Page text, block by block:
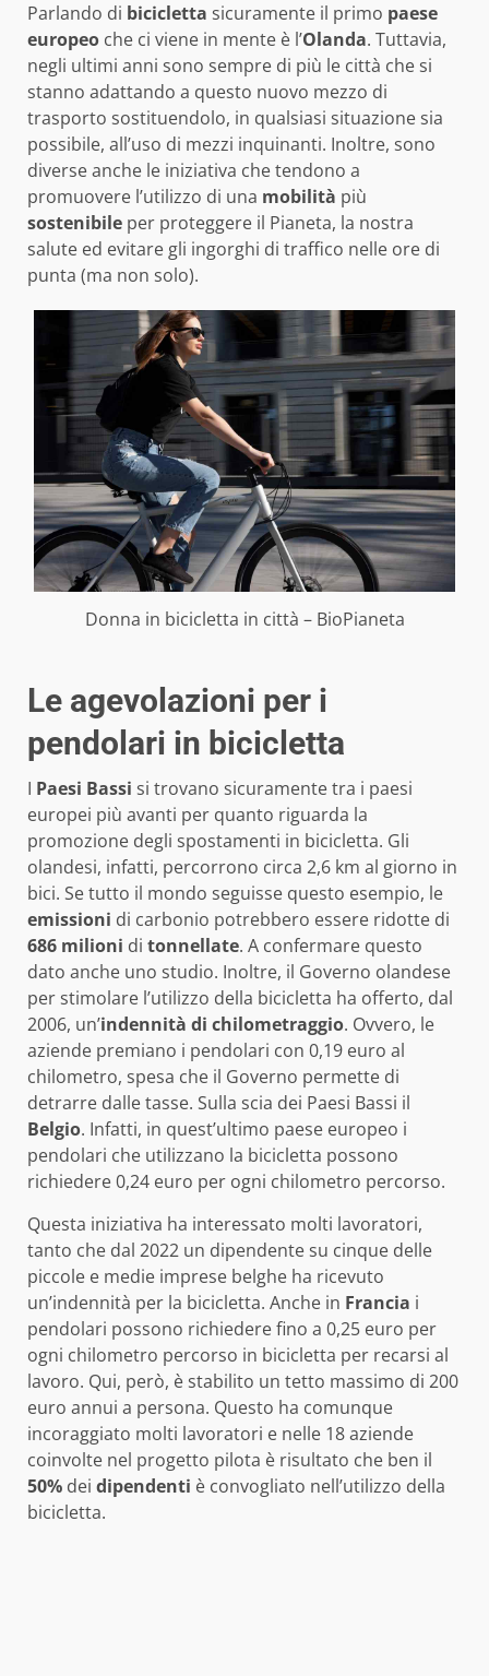
Parlando di bicicletta sicuramente il primo paese
europeo che ci viene in mente è l’Olanda. Tuttavia,
negli ultimi anni sono sempre di più le città che si
stanno adattando a questo nuovo mezzo di
trasporto sostituendolo, in qualsiasi situazione sia
possibile, all’uso di mezzi inquinanti. Inoltre, sono
diverse anche le iniziativa che tendono a
promuovere l’utilizzo di una mobilità più
sostenibile per proteggere il Pianeta, la nostra
salute ed evitare gli ingorghi di traffico nelle ore di
punta (ma non solo).
Donna in bicicletta in città – BioPianeta
Le agevolazioni per i
pendolari in bicicletta
I Paesi Bassi si trovano sicuramente tra i paesi
europei più avanti per quanto riguarda la
promozione degli spostamenti in bicicletta. Gli
olandesi, infatti, percorrono circa 2,6 km al giorno in
bici. Se tutto il mondo seguisse questo esempio, le
emissioni di carbonio potrebbero essere ridotte di
686 milioni di tonnellate. A confermare questo
dato anche uno studio. Inoltre, il Governo olandese
per stimolare l’utilizzo della bicicletta ha offerto, dal
2006, un’indennità di chilometraggio. Ovvero, le
aziende premiano i pendolari con 0,19 euro al
chilometro, spesa che il Governo permette di
detrarre dalle tasse. Sulla scia dei Paesi Bassi il
Belgio. Infatti, in quest’ultimo paese europeo i
pendolari che utilizzano la bicicletta possono
richiedere 0,24 euro per ogni chilometro percorso.
Questa iniziativa ha interessato molti lavoratori,
tanto che dal 2022 un dipendente su cinque delle
piccole e medie imprese belghe ha ricevuto
un’indennità per la bicicletta. Anche in Francia i
pendolari possono richiedere fino a 0,25 euro per
ogni chilometro percorso in bicicletta per recarsi al
lavoro. Qui, però, è stabilito un tetto massimo di 200
euro annui a persona. Questo ha comunque
incoraggiato molti lavoratori e nelle 18 aziende
coinvolte nel progetto pilota è risultato che ben il
50% dei dipendenti è convogliato nell’utilizzo della
bicicletta.